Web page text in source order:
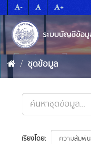
to
content
- +
ชุดข้อมูล
เรียงโดย